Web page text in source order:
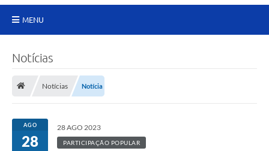
MENU
Transparência
Secretarias
Notícias
Notícias Notícia
AGO
28
28 AGO 2023
PARTICIPAÇÃO POPULAR